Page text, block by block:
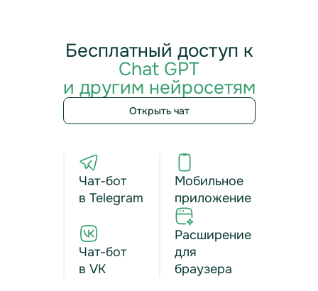
Бесплатный доступ к
Chat GPT
и другим нейросетям
Открыть чат
Чат-бот
в Telegram
Чат-бот
в VK
Мобильное
приложение
Расширение
для
браузера